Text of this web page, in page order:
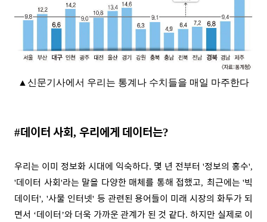
▲ 신문기사에서 우리는 통계나 수치들을 매일 마주한다
#데이터 사회, 우리에게 데이터는?
우리는 이미 정보화 시대에 익숙하다. 몇 년 전부터'정보의 홍수',
'데이터 사회'라는 말을 다양한 매체를 통해 접했고, 최근에는 '빅
데이터', '사물 인터넷' 등 관련된 용어들이 미래 시장의 화두가 되
면서 ‘데이터’와 더욱 가까운 관계가 된 것 같다. 하지만 실제로 이